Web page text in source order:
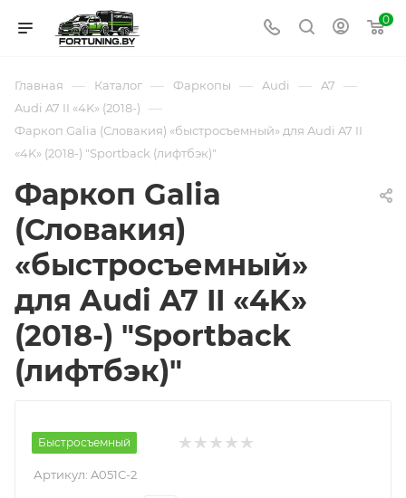
0
Главная — Каталог — Фаркопы — Audi — A7 —
Audi A7 II «4K» (2018-) —
Фаркоп Galia (Словакия) «быстросъемный» для Audi A7 II
«4K» (2018-) "Sportback (лифтбэк)"
Фаркоп Galia
(Словакия)
«быстросъемный»
для Audi A7 II «4K»
(2018-) "Sportback
(лифтбэк)"
Быстросъемный
Артикул: A051C-2